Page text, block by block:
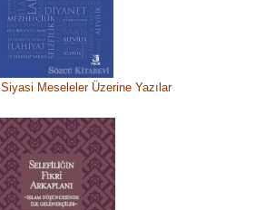
Siyasi Meseleler Üzerine Yazılar